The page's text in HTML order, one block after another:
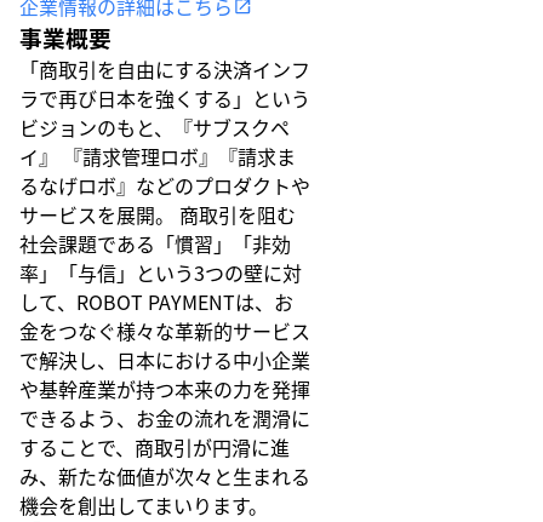
企業情報の詳細はこちら
事業概要
「商取引を自由にする決済インフ
ラで再び日本を強くする」という
ビジョンのもと、『サブスクペ
イ』 『請求管理ロボ』『請求ま
るなげロボ』などのプロダクトや
サービスを展開。 商取引を阻む
社会課題である「慣習」「非効
率」「与信」という3つの壁に対
して、ROBOT PAYMENTは、お
金をつなぐ様々な革新的サービス
で解決し、日本における中小企業
や基幹産業が持つ本来の力を発揮
できるよう、お金の流れを潤滑に
することで、商取引が円滑に進
み、新たな価値が次々と生まれる
機会を創出してまいります。